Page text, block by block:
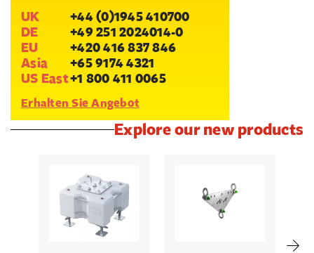
UK
+44 (0)1945 410700
DE
+49 251 2024014-0
EU
+420 416 837 846
Asia
+65 9174 4321
US East+1 800 411 0065
Erhalten Sie Angebot
Explore our new products